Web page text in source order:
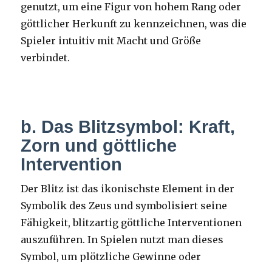
genutzt, um eine Figur von hohem Rang oder
göttlicher Herkunft zu kennzeichnen, was die
Spieler intuitiv mit Macht und Größe
verbindet.
b. Das Blitzsymbol: Kraft,
Zorn und göttliche
Intervention
Der Blitz ist das ikonischste Element in der
Symbolik des Zeus und symbolisiert seine
Fähigkeit, blitzartig göttliche Interventionen
auszuführen. In Spielen nutzt man dieses
Symbol, um plötzliche Gewinne oder